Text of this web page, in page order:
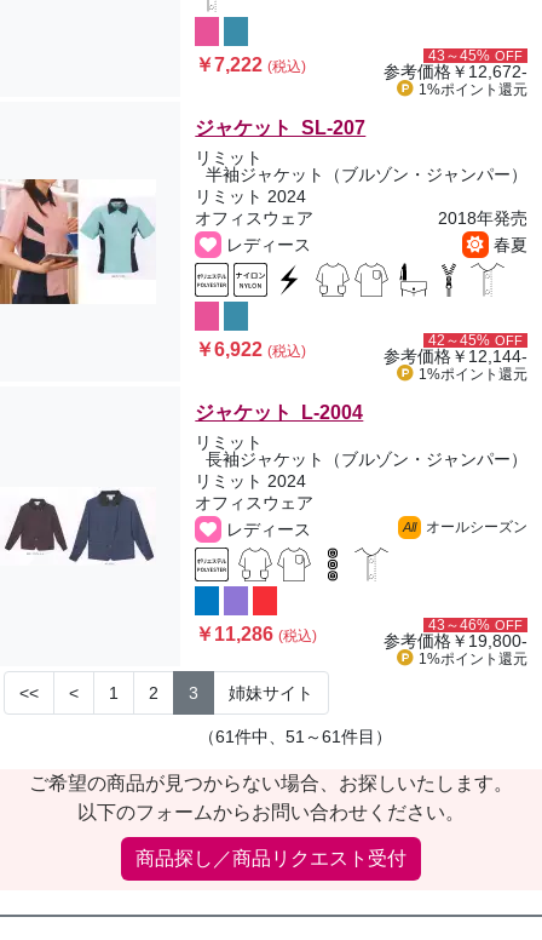
￥7,222(税込)
43～45% OFF
参考価格￥12,672-
1%ポイント 還元
ジャケット SL-207
リミット
半袖ジャケット（ブルゾン・ジャンパー）
リミット 2024
オフィスウェア
2018年発売
レディース
春夏
￥6,922(税込)
42～45% OFF
参考価格￥12,144-
1%ポイント 還元
ジャケット L-2004
リミット
長袖ジャケット（ブルゾン・ジャンパー）
リミット 2024
オフィスウェア
レディース
All オールシーズン
￥11,286(税込)
43～46% OFF
参考価格￥19,800-
1%ポイント 還元
<< < 1 2 3 姉妹サイト
（61件中、51～61件目）
ご希望の商品が見つからない場合、お探しいたします。
以下のフォームからお問い合わせください。
商品探し／商品リクエスト受付